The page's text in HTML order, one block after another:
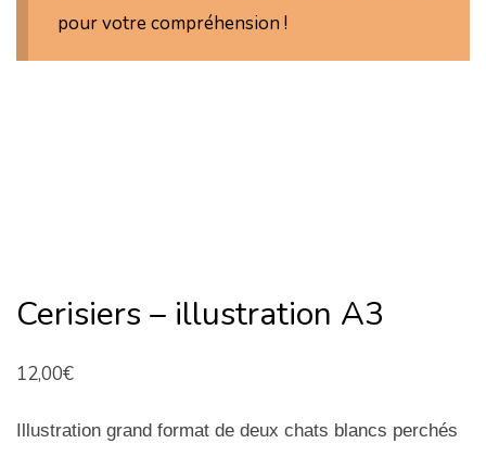
pour votre compréhension !
Cerisiers – illustration A3
12,00€
Illustration grand format de deux chats blancs perchés